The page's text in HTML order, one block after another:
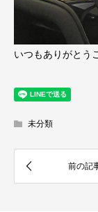
いつもありがとう
未分類